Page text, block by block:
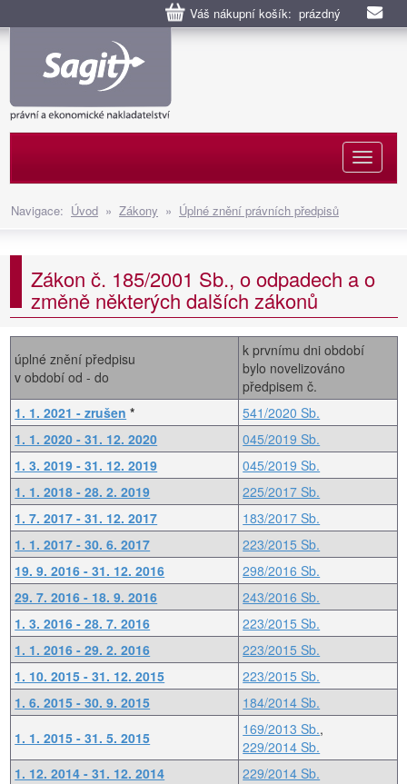
Váš nákupní košík: prázdný
Navigace: Úvod » Zákony » Úplné znění právních předpisů
Zákon č. 185/2001 Sb., o odpadech a o
změně některých dalších zákonů
úplné znění předpisu
v období od - do
k prvnímu dni období
bylo novelizováno
předpisem č.
1. 1. 2021 - zrušen *
541/2020 Sb.
1. 1. 2020 - 31. 12. 2020
045/2019 Sb.
1. 3. 2019 - 31. 12. 2019
045/2019 Sb.
1. 1. 2018 - 28. 2. 2019
225/2017 Sb.
1. 7. 2017 - 31. 12. 2017
183/2017 Sb.
1. 1. 2017 - 30. 6. 2017
223/2015 Sb.
19. 9. 2016 - 31. 12. 2016
298/2016 Sb.
29. 7. 2016 - 18. 9. 2016
243/2016 Sb.
1. 3. 2016 - 28. 7. 2016
223/2015 Sb.
1. 1. 2016 - 29. 2. 2016
223/2015 Sb.
1. 10. 2015 - 31. 12. 2015
223/2015 Sb.
1. 6. 2015 - 30. 9. 2015
184/2014 Sb.
1. 1. 2015 - 31. 5. 2015
169/2013 Sb.,
229/2014 Sb.
1. 12. 2014 - 31. 12. 2014
229/2014 Sb.